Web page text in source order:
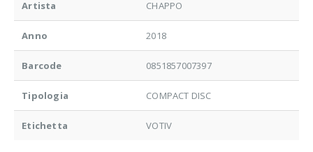
Artista CHAPPO
Anno 2018
Barcode 0851857007397
Tipologia COMPACT DISC
Etichetta VOTIV